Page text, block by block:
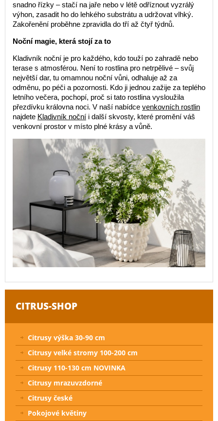
snadno řízky – stačí na jaře nebo v létě odříznout vyzrálý
výhon, zasadit ho do lehkého substrátu a udržovat vlhký.
Zakořenění proběhne zpravidla do tří až čtyř týdnů.
Noční magie, která stojí za to
Kladivník noční je pro každého, kdo touží po zahradě nebo
terase s atmosférou. Není to rostlina pro netrpělivé – svůj
největší dar, tu omamnou noční vůni, odhaluje až za
odměnu, po péči a pozornosti. Kdo ji jednou zažije za teplého
letního večera, pochopí, proč si tato rostlina vysloužila
přezdívku královna noci. V naší nabídce venkovních rostlin
najdete Kladivník noční i další skvosty, které promění váš
venkovní prostor v místo plné krásy a vůně.
CITRUS-SHOP
Citrusy výška 30-90 cm
Citrusy velké stromy 100-200 cm
Citrusy 110-130 cm NOVINKA
Citrusy mrazuvzdorné
Citrusy české
Pokojové květiny